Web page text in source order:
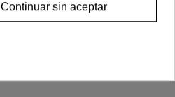
Añadir al carrito
Continuar sin aceptar